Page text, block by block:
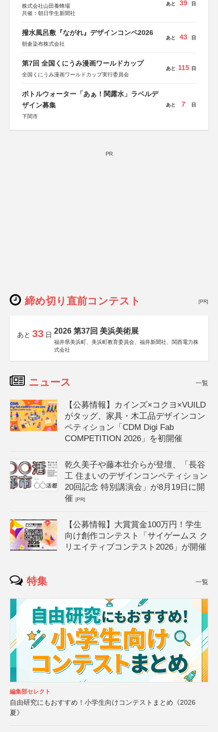
株式会社山田養蜂場
共催：朝日学生新聞社
あと 39 日
撥水風呂敷『ながれ』デザインコンペ2026
朝倉染布株式会社
あと 43 日
第7回 全国くにうみ漫画ワールドカップ
全国くにうみ漫画ワールドカップ実行委員会
あと 115 日
ボトルウォーター「あぁ！関露水」ラベルデ
ザイン募集
下関市
あと 7 日
PR
締め切り直前コンテスト [PR]
あと 33 日 2026 第37回 美浜美術展
福井県美浜町、美浜町教育委員会、福井新聞社、関西電力株
式会社
ニュース 一覧
【公募情報】カインズ×コクヨ×VUILD
がタッグ、家具・木工品デザインコン
ペティション「CDM Digi Fab
COMPETITION 2026」を初開催
乾久美子や藤本壮介らが登壇、「長谷
工 住まいのデザインコンペティション
20回記念 特別講演会」が8月19日に開
催[PR]
【公募情報】大賞賞金100万円！学生
向け創作コンテスト「サイゲームス ク
リエイティブコンテスト2026」が開催
特集 一覧
編集部セレクト
自由研究にもおすすめ！小学生向けコンテストまとめ《2026
夏》